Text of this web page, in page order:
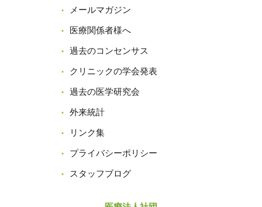
メールマガジン
医療関係者様へ
過去のコンセンサス
クリニックの学会発表
過去の医学研究会
外来統計
リンク集
プライバシーポリシー
スタッフブログ